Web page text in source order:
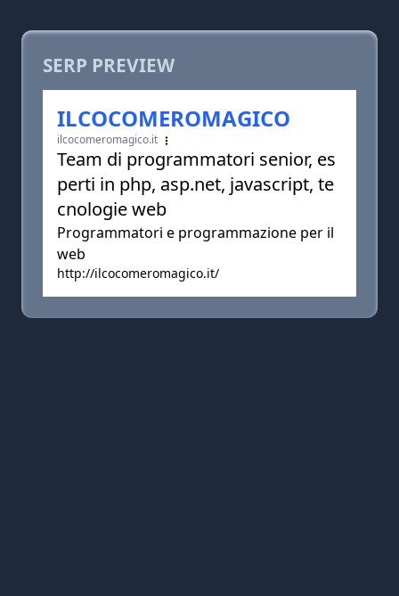
SERP PREVIEW
ILCOCOMEROMAGICO
ilcocomeromagico.it
Team di programmatori senior, es
perti in php, asp.net, javascript, te
cnologie web
Programmatori e programmazione per il
web
http://ilcocomeromagico.it/